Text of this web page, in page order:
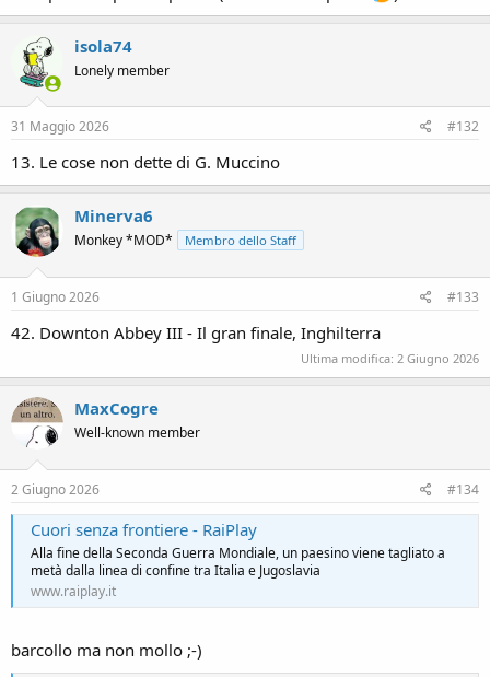
isola74
Lonely member
31 Maggio 2026 #132
13. Le cose non dette di G. Muccino
Minerva6
Monkey *MOD* Membro dello Staff
1 Giugno 2026 #133
42. Downton Abbey III - Il gran finale, Inghilterra
Ultima modifica: 2 Giugno 2026
MaxCogre
Well-known member
2 Giugno 2026 #134
Cuori senza frontiere - RaiPlay
Alla fine della Seconda Guerra Mondiale, un paesino viene tagliato a
metà dalla linea di confine tra Italia e Jugoslavia
www.raiplay.it
barcollo ma non mollo ;-)